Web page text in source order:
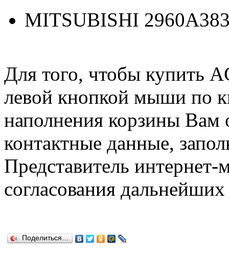
MITSUBISHI
Для того, чтобы купить
левой кнопкой мыши по
наполнения корзины Вам
контактные данные,
Представитель
согласования
Поделиться…